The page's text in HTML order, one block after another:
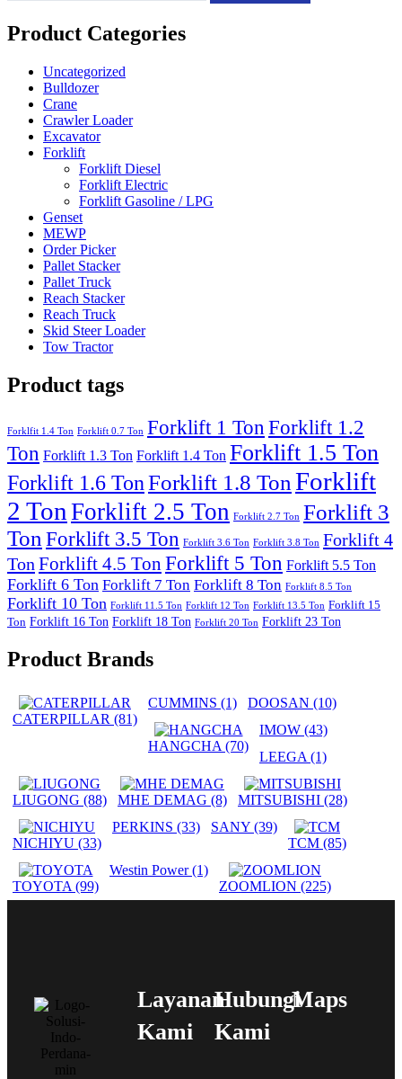
Product Categories
Uncategorized
Bulldozer
Crane
Crawler Loader
Excavator
Forklift
Forklift Diesel
Forklift Electric
Forklift Gasoline / LPG
Genset
MEWP
Order Picker
Pallet Stacker
Pallet Truck
Reach Stacker
Reach Truck
Skid Steer Loader
Tow Tractor
Product tags
Forklfit 1.4 Ton Forklift 0.7 Ton Forklift 1 Ton Forklift 1.2
Ton Forklift 1.3 Ton Forklift 1.4 Ton Forklift 1.5 Ton
Forklift 1.6 TonForklift 1.8 Ton Forklift
2 Ton Forklift 2.5 Ton Forklift 2.7 Ton Forklift 3
Ton Forklift 3.5 Ton Forklift 3.6 Ton Forklift 3.8 Ton Forklift 4
Ton Forklift 4.5 Ton Forklift 5 Ton Forklift 5.5 Ton
Forklift 6 Ton Forklift 7 Ton Forklift 8 Ton Forklift 8.5 Ton
Forklift 10 Ton Forklift 11.5 Ton Forklift 12 Ton Forklift 13.5 Ton Forklift 15
Ton Forklift 16 Ton Forklift 18 Ton Forklift 20 Ton Forklift 23 Ton
Product Brands
CATERPILLAR (81)
CUMMINS (1) DOOSAN (10)
HANGCHA (70)
IMOW (43)
LEEGA (1)
LIUGONG (88) MHE DEMAG (8) MITSUBISHI (28)
NICHIYU (33)
PERKINS (33) SANY (39)
TCM (85)
TOYOTA (99)
Westin Power(1)
ZOOMLION (225)
Layanan
Kami
Hubungi
Kami
Maps